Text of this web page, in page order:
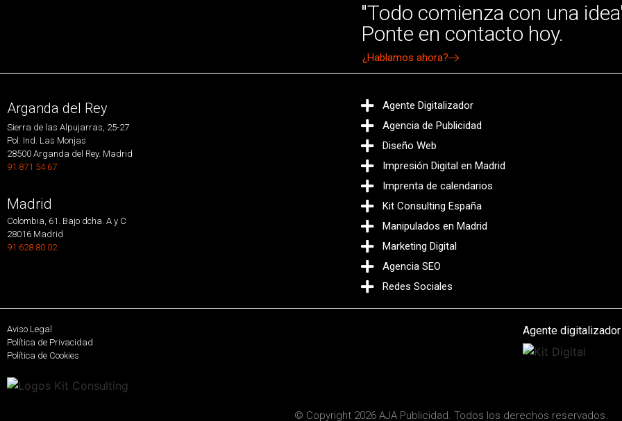
"Todo comienza con una
Ponte en contacto hoy.
¿Hablamos ahora?
Arganda del Rey
Sierra de las Alpujarras, 25-27
Pol. Ind. Las Monjas
28500 Arganda del Rey. Madrid
91 871 54 67
Madrid
Colombia, 61. Bajo dcha. A y C
28016 Madrid
91 628 80 02
Agente Digitalizador
Agencia de Publicidad
Diseño Web
Impresión Digital en Madrid
Imprenta de calendarios
Kit Consulting España
Manipulados en Madrid
Marketing Digital
Agencia SEO
Redes Sociales
Aviso Legal
Política de Privacidad
Política de Cookies
Agente
© Copyright 2026 AJA Publicidad. Todos los derechos reservados.